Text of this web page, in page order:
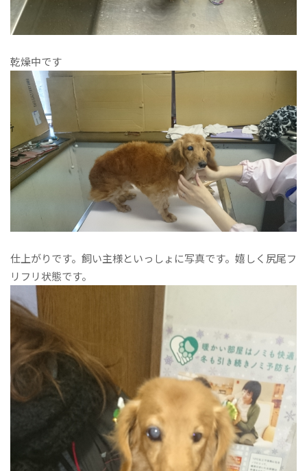
乾燥中です
仕上がりです。飼い主様といっしょに写真です。嬉しく尻尾フ
リフリ状態です。